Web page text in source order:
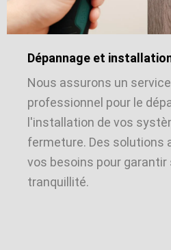
Dépannage et
Nous assurons un
professionnel pour le
l'installation de vos
fermeture. Des solutions
vos besoins pour
tranquillité.